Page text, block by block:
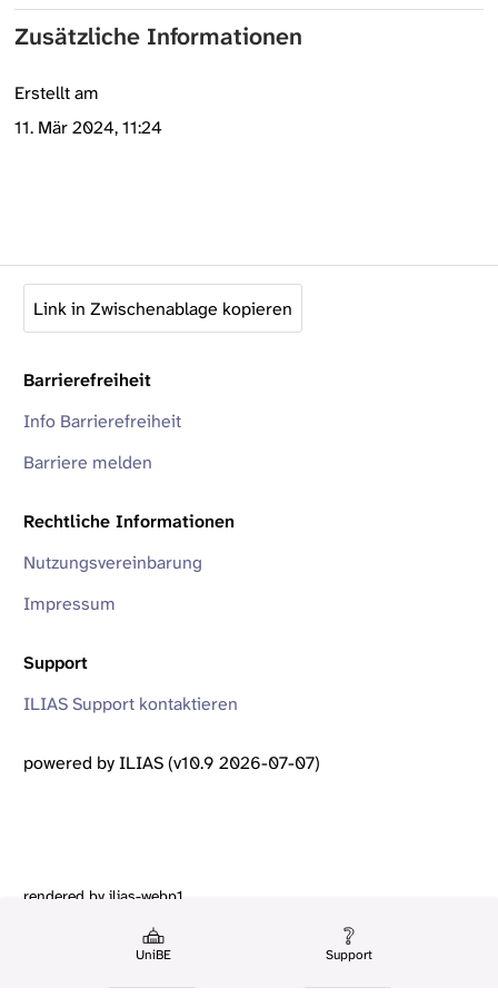
UniBE Support
Zusätzliche Informationen
Erstellt am
11. Mär 2024, 11:24
Link in Zwischenablage kopieren
Barrierefreiheit
Info Barrierefreiheit
Barriere melden
Rechtliche Informationen
Nutzungsvereinbarung
Impressum
Support
ILIAS Support kontaktieren
powered by ILIAS (v10.9 2026-07-07)
rendered by ilias-webp1